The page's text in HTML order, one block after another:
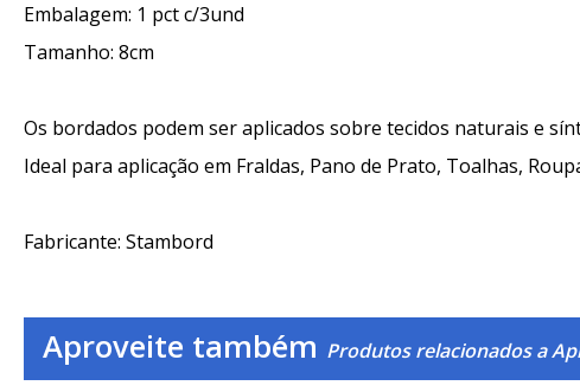
Embalagem: 1 pct c/3und
Tamanho: 8cm
Os bordados podem ser aplicados sobre tecidos naturais e
Ideal para aplicação em Fraldas, Pano de Prato, Toalhas,
Fabricante: Stambord
Aproveite também Produtos relacionados a